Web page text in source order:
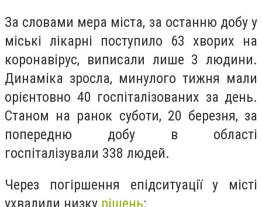
За словами мера міста, за останню добу у
міські лікарні поступило 63 хворих на
коронавірус, виписали лише 3 людини.
Динаміка зросла, минулого тижня мали
орієнтовно 40 госпіталізованих за день.
Станом на ранок суботи, 20 березня, за
попередню добу в області
госпіталізували 338 людей.
Через погіршення епідситуації у місті
ухвалили низку рішень: